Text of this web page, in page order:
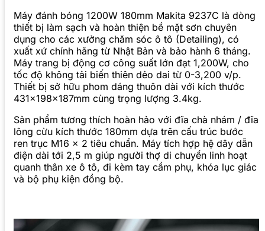
Máy đánh bóng 1200W 180mm Makita 9237C là dòng
thiết bị làm sạch và hoàn thiện bề mặt sơn chuyên
dụng cho các xưởng chăm sóc ô tô (Detailing), có
xuất xứ chính hãng từ Nhật Bản và bảo hành 6 tháng.
Máy trang bị động cơ công suất lớn đạt 1,200W, cho
tốc độ không tải biến thiên dẻo dai từ 0-3,200 v/p.
Thiết bị sở hữu phom dáng thuôn dài với kích thước
431x198x187mm cùng trọng lượng 3.4kg.
Sản phẩm tương thích hoàn hảo với đĩa chà nhám / đĩa
lông cừu kích thước 180mm dựa trên cấu trúc bước
ren trục M16 x 2 tiêu chuẩn. Máy tích hợp hệ dây dẫn
điện dài tới 2,5 m giúp người thợ di chuyển linh hoạt
quanh thân xe ô tô, đi kèm tay cầm phụ, khóa lục giác
và bộ phụ kiện đồng bộ.